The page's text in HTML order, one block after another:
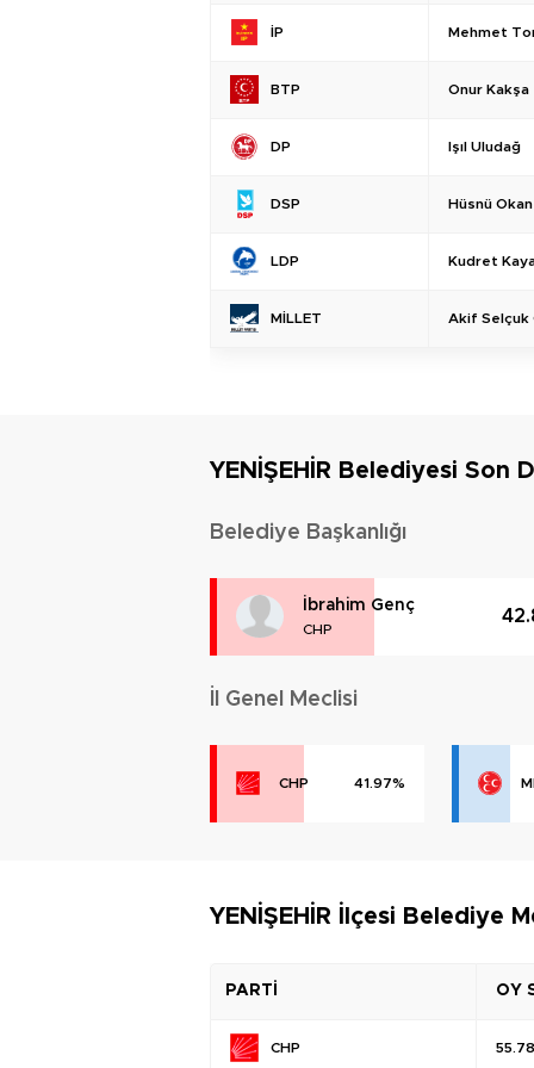
İP Mehmet
BTP Onur Kakşa
DP Işıl Uludağ
DSP Hüsnü
LDP Kudret
MİLLET Akif
YENİŞEHİR Belediyesi Son
Belediye Başkanlığı
İbrahim Genç
CHP
İl Genel Meclisi
CHP 41.97%
YENİŞEHİR İlçesi Belediye
PARTİ OY
CHP